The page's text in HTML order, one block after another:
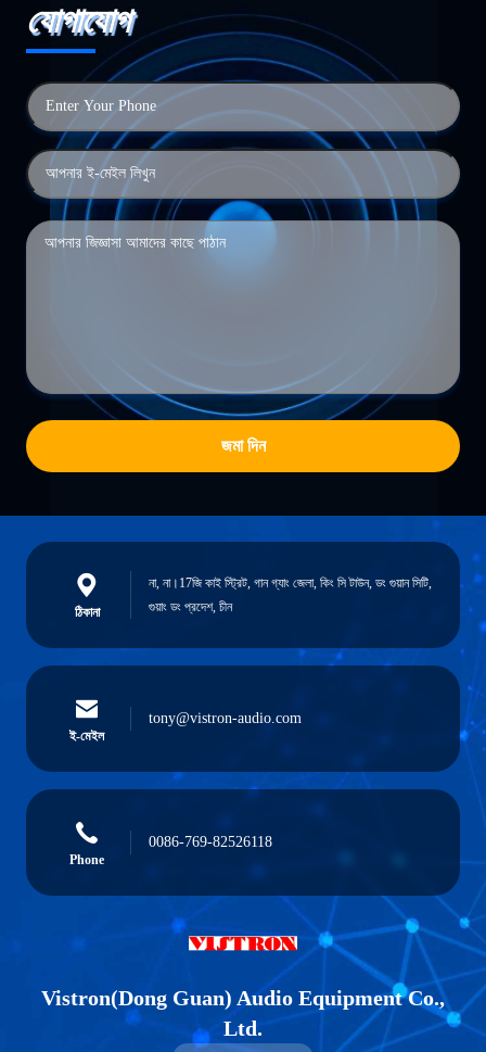
যোগাযোগ
জমা দিন
ঠিকানা
না, না।17জি কাই স্ট্রিট, গান গ্যাং জেলা, কিং সি টাউন, ডং গুয়ান সিটি,
গুয়াং ডং প্রদেশ, চীন
ই-মেইল
tony@vistron-audio.com
Phone
0086-769-82526118
Vistron(Dong Guan) Audio Equipment Co.,
Ltd.